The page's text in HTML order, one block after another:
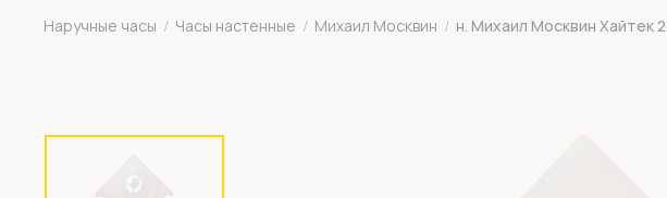
Наручные часы / Часы настенные / Михаил Москвин / н. Михаил Москвин Хайтек